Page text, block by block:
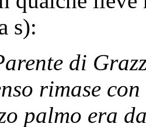
s):
di
rimase
palmo era